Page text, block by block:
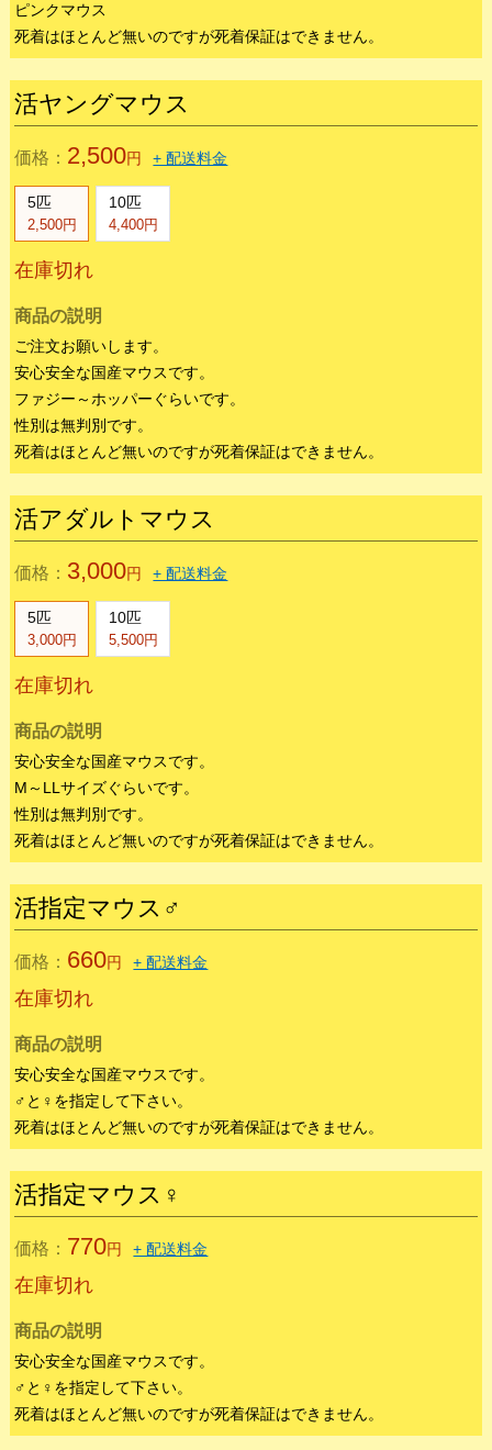
活ピンクマウス10匹
価格： 3,300
在庫切れ
商品の説明
安心安全な国産マウスです。
ピンクマウス
死着はほとんど無いのですが死着保証はできません。
活ヤングマウス
価格：2,500円 + 配送料金
5匹
2,500円
10匹
4,400円
商品の説明
ご注文お願いします。
ファジー～ホッパーぐらいです。
性別は無判別です。
活アダルトマウス
価格：3,000円 + 配送料金
5匹
3,000円
10匹
5,500円
在庫切れ
商品の説明
M～LLサイズぐらいです。
性別は無判別です。
活指定マウス♂
価格：660 円
在庫切れ
安心安全な国産マウスです。
♂と♀を指定して下さい。
活指定マウス♀